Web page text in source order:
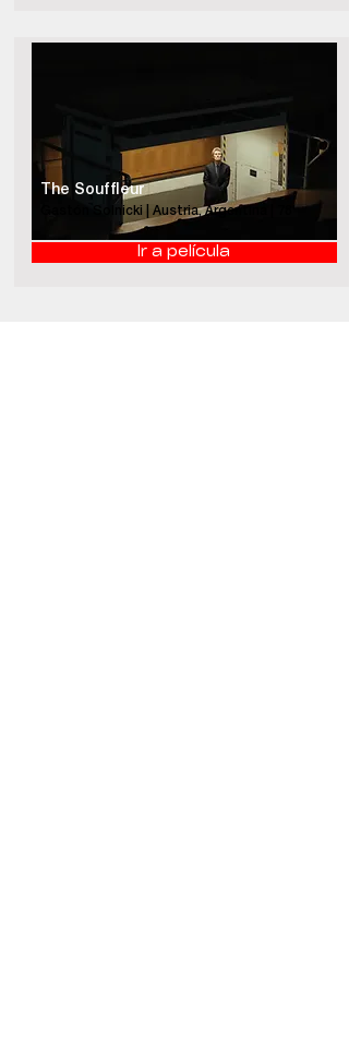
The Souffleur
Gastón Solnicki | Austria, Argentina | 78'
Ir a película